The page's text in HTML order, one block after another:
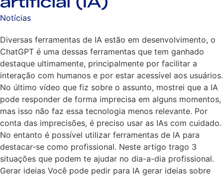
Notícias
Diversas ferramentas de IA estão em desenvolvimento, o
ChatGPT é uma dessas ferramentas que tem ganhado
destaque ultimamente, principalmente por facilitar a
interação com humanos e por estar acessível aos usuários.
No último vídeo que fiz sobre o assunto, mostrei que a IA
pode responder de forma imprecisa em alguns momentos,
mas isso não faz essa tecnologia menos relevante. Por
conta das imprecisões, é preciso usar as IAs com cuidado.
No entanto é possível utilizar ferramentas de IA para
destacar-se como profissional. Neste artigo trago 3
situações que podem te ajudar no dia-a-dia profissional.
Gerar ideias Você pode pedir para IA gerar ideias sobre